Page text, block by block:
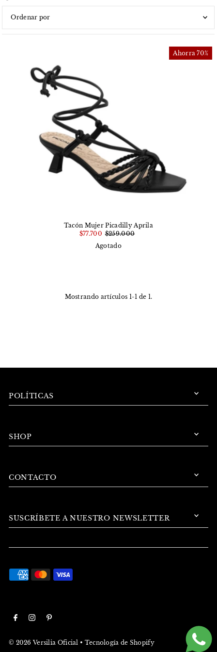
Características
Más vendidos
Alfabéticamente, A-Z
Alfabéticamente, Z-A
Precio, menor a mayor
Precio, mayor a menor
Fecha: antiguo(a) a reciente
Fecha: reciente a antiguo(a)
Ahorra 70%
Tacón Mujer Picadilly Aprila
$77.700 $259.000
Agotado
Mostrando artículos 1-1 de 1.
POLÍTICAS
SHOP
CONTACTO
SUSCRÍBETE A NUESTRO NEWSLETTER
© 2026 Versilia Oficial • Tecnología de Shopify